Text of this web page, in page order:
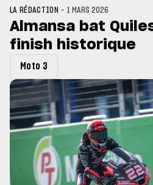
du GP de Grande-
LA RÉDACTION - 1 MARS 2026
Almansa bat
finish historique
Moto 3